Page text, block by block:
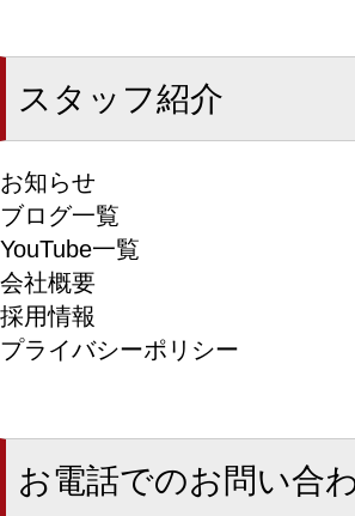
スタッフ紹介
お知らせ
ブログ一覧
YouTube一覧
会社概要
採用情報
プライバシーポリシー
お電話でのお問い合